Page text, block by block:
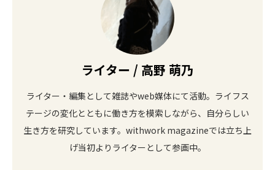
ライター / 高野 萌乃
ライター・編集として雑誌やweb媒体にて活動。ライフス
テージの変化とともに働き方を模索しながら、自分らしい
生き方を研究しています。withwork magazineでは立ち上
げ当初よりライターとして参画中。